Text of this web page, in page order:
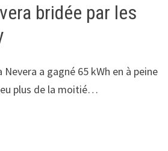
bridée par les
Nevera a gagné 65 kWh en à peine
plus de la moitié…